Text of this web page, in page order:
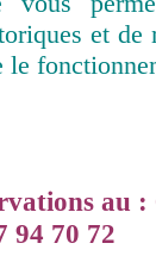
et de
le
au
94 70 72